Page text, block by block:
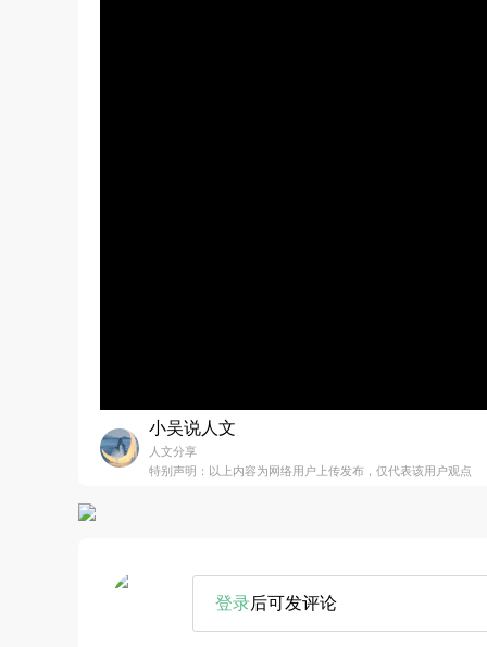
小吴说人文
人文分享
特别声明：以上内容为网络用户上传发布，仅代表该用户观点
登录后可发评论